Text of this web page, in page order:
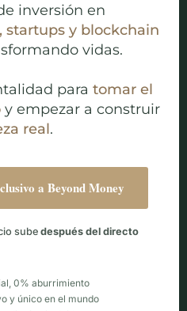
inversión en
startups y blockchain
vidas.
para tomar el
y empezar a construir
real.
a Beyond Money
sube después del directo
0% aburrimiento
y único en el mundo